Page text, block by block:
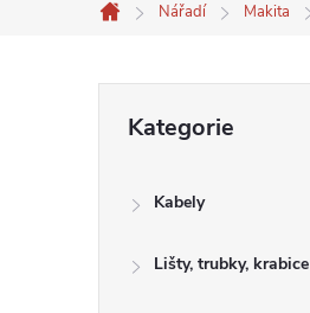
Domů
Nářadí Makita
kategorie
Kategorie
Kabely
Lišty, trubky, krabice